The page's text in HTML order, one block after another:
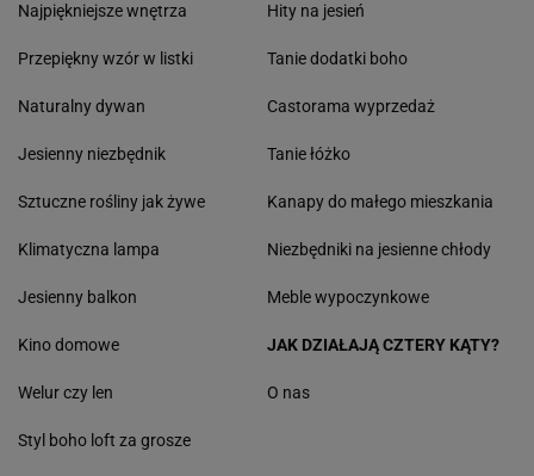
Najpiękniejsze wnętrza
Przepiękny wzór w listki
Naturalny dywan
Jesienny niezbędnik
Sztuczne rośliny jak żywe
Klimatyczna lampa
Jesienny balkon
Hity na jesień
Tanie dodatki boho
Castorama wyprzedaż
Tanie łóżko
Kanapy do małego mieszkania
Niezbędniki na jesienne chłody
Meble wypoczynkowe
Kino domowe
Welur czy len
Styl boho loft za grosze
JAK DZIAŁAJĄ CZTERY KĄTY?
O nas